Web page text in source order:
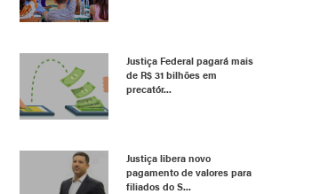
Justiça Federal pagará mais
de R$ 31 bilhões em
precatór...
Justiça libera novo
pagamento de valores para
filiados do S...